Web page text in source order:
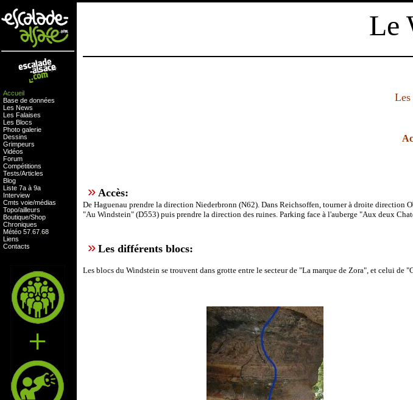
Accueil
Base de données
Les News
Les Falaises
Les Blocs
Photo galerie
Dessins
Grimpeurs
Vidéos
Forum
Compétitions
Tests/Articles
Blog
Liste 7a à 9a
Interview
Cmts voie/médias
Topo/ailleurs
Boutique/Shop
Chroniques
Météo 57 67 68
Liens
Contacts
Le
» Accès:
De Haguenau prendre la direction Niederbronn (N62). Dans Reichsoffen, tourner à droite
"Au Windstein" (D553) puis prendre la direction des ruines. Parking face à l'auberge "Aux deux
» Les différents blocs:
Les blocs du Windstein se trouvent dans grotte entre le secteur de "La marque de Zora", et celui